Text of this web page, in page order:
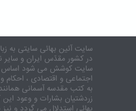
سایت آئین بهائی سایتی به
در کشور مقدّس ایران و سایر
سایت کوشش می شود اساس
اجتماعی و اقتصادی ،
به کتب مقدسه آسمانی
زردشتیان بشارات و وعود
بهائی استدلال می گردد و